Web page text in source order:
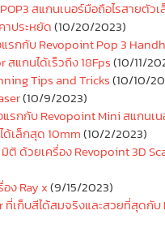
สแกนเนอร์มือถือไรสายตัวเ
าประหยัด(10/20/2023)
รกกับ Revopoint Pop 3
สแกนได้เร็วถึง 18Fps(10/11/
Tips and Tricks(10/10/
(10/9/2023)
แรกกับ Revopoint Mini สแกนเ
ด้เล็กสุด 10mm(10/2/2023)
ติ ด้วยเครื่อง Revopoint 3D
ง Ray x(9/15/2023)
ที่เก็บสีได้สมจริงและสวยที่สุดกับ